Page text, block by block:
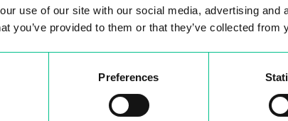
use of our site with our social media, advertising
you’ve provided to them or that they’ve collected
Preferences